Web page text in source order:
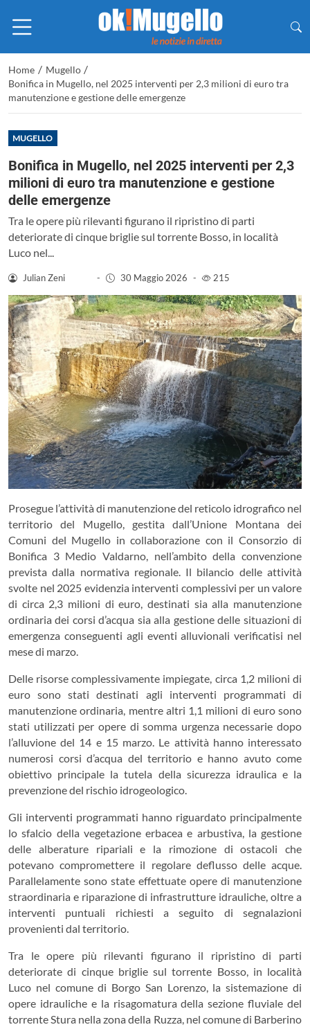
Home / Mugello /
Bonifica in Mugello, nel 2025 interventi per 2,3 milioni di euro tra
manutenzione e gestione delle emergenze
MUGELLO
Bonifica in Mugello, nel 2025 interventi per 2,3
milioni di euro tra manutenzione e gestione
delle emergenze
Tra le opere più rilevanti figurano il ripristino di parti
deteriorate di cinque briglie sul torrente Bosso, in località
Luco nel...
Julian Zeni - 30 Maggio 2026 - 215
Prosegue l’attività di manutenzione del reticolo idrografico nel
territorio del Mugello, gestita dall’Unione Montana dei
Comuni del Mugello in collaborazione con il Consorzio di
Bonifica 3 Medio Valdarno, nell’ambito della convenzione
prevista dalla normativa regionale. Il bilancio delle attività
svolte nel 2025 evidenzia interventi complessivi per un valore
di circa 2,3 milioni di euro, destinati sia alla manutenzione
ordinaria dei corsi d’acqua sia alla gestione delle situazioni di
emergenza conseguenti agli eventi alluvionali verificatisi nel
mese di marzo.
Delle risorse complessivamente impiegate, circa 1,2 milioni di
euro sono stati destinati agli interventi programmati di
manutenzione ordinaria, mentre altri 1,1 milioni di euro sono
stati utilizzati per opere di somma urgenza necessarie dopo
l’alluvione del 14 e 15 marzo. Le attività hanno interessato
numerosi corsi d’acqua del territorio e hanno avuto come
obiettivo principale la tutela della sicurezza idraulica e la
prevenzione del rischio idrogeologico.
Gli interventi programmati hanno riguardato principalmente
lo sfalcio della vegetazione erbacea e arbustiva, la gestione
delle alberature ripariali e la rimozione di ostacoli che
potevano compromettere il regolare deflusso delle acque.
Parallelamente sono state effettuate opere di manutenzione
straordinaria e riparazione di infrastrutture idrauliche, oltre a
interventi puntuali richiesti a seguito di segnalazioni
provenienti dal territorio.
Tra le opere più rilevanti figurano il ripristino di parti
deteriorate di cinque briglie sul torrente Bosso, in località
Luco nel comune di Borgo San Lorenzo, la sistemazione di
opere idrauliche e la risagomatura della sezione fluviale del
torrente Stura nella zona della Ruzza, nel comune di Barberino